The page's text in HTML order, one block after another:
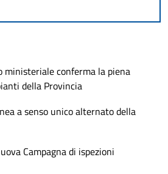
ministeriale conferma la piena
della Provincia
a senso unico alternato della
Campagna di ispezioni